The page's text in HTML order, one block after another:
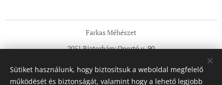
Farkas Méhészet
2051 Biatorbágy Oportó u. 90
info@termeloimez-mezbor.hu
Sütik
Sütiket használunk, hogy biztosítsuk a weboldal megfelelő
működését és biztonságát, valamint hogy a lehető legjobb